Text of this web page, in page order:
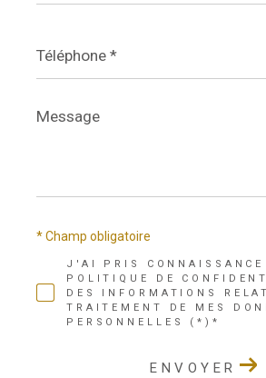
*
Message
*
J'AI PRIS CONNAISSANCE
POLITIQUE DE
DES INFORMATIONS
TRAITEMENT DE MES
PERSONNELLES (*)*
* Champ obligatoire
ENVOYER